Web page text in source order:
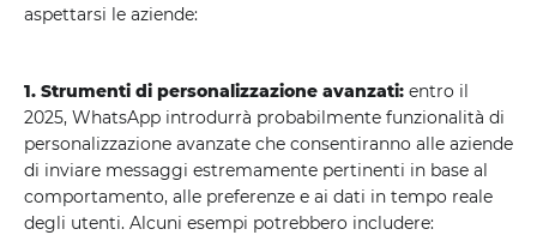
aspettarsi le aziende:
1. Strumenti di personalizzazione avanzati: entro il
2025, WhatsApp introdurrà probabilmente funzionalità di
personalizzazione avanzate che consentiranno alle aziende
di inviare messaggi estremamente pertinenti in base al
comportamento, alle preferenze e ai dati in tempo reale
degli utenti. Alcuni esempi potrebbero includere: